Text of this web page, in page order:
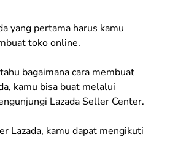
yang pertama harus kamu
toko online.
bagaimana cara membuat
kamu bisa buat melalui
Lazada Seller Center.
Lazada, kamu dapat mengikuti